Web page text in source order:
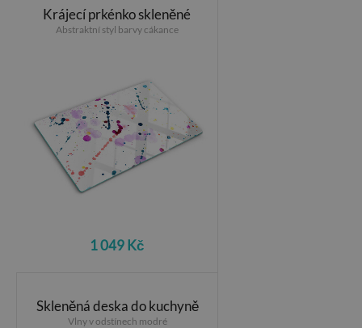
Krájecí prkénko skleněné
Abstraktní styl barvy cákance
1 049 Kč
Skleněná deska do kuchyně
Vlny v odstínech modré